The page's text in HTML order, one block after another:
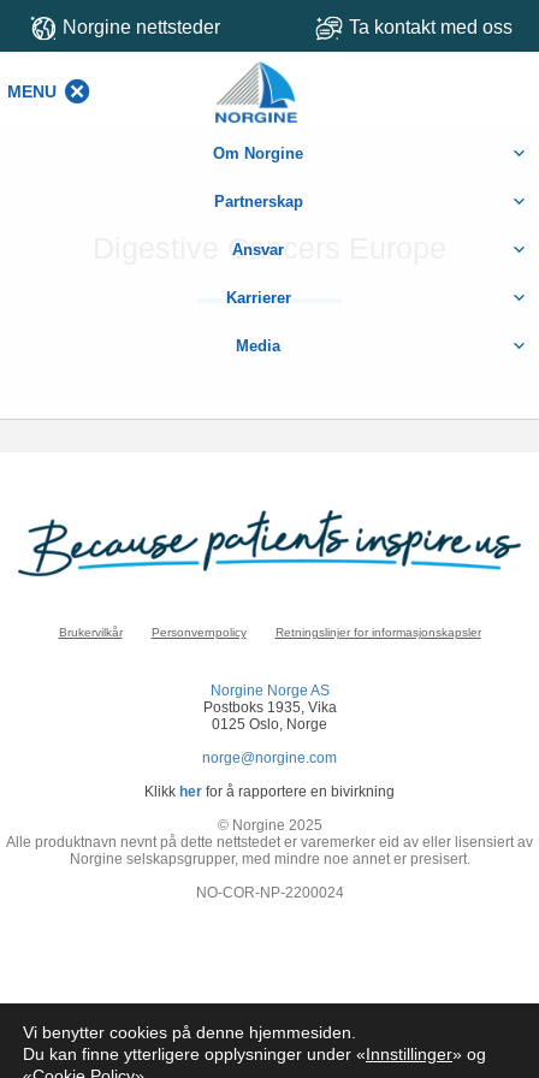
Norgine nettsteder Ta kontakt med oss
MENU
Om Norgine
Partnerskap
Ansvar
Karrierer
Media
Digestive Cancers Europe
Brukervilkår Personvernpolicy Retningslinjer for informasjonskapsler
Norgine Norge AS
Postboks 1935, Vika
0125 Oslo, Norge
norge@norgine.com
Klikk her for å rapportere en bivirkning
© Norgine 2025
Alle produktnavn nevnt på dette nettstedet er varemerker eid av eller lisensiert av
Norgine selskapsgrupper, med mindre noe annet er presisert.
NO-COR-NP-2200024
Vi benytter cookies på denne hjemmesiden.
Du kan finne ytterligere opplysninger under «Innstillinger» og